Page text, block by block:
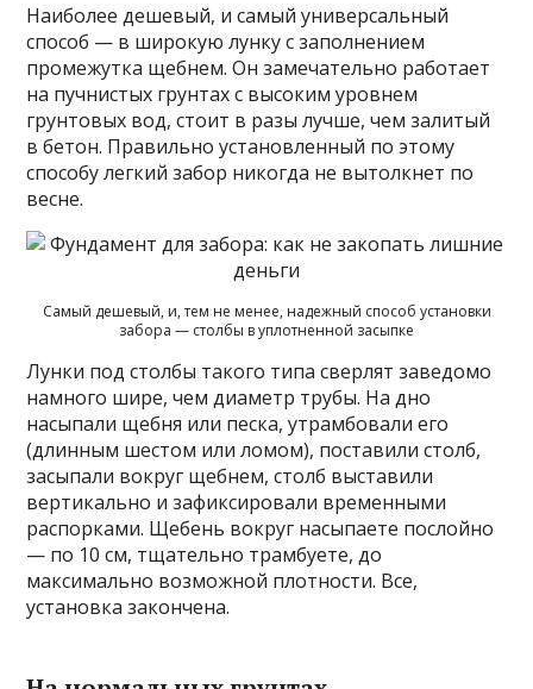
Наиболее дешевый, и самый универсальный
способ — в широкую лунку с заполнением
промежутка щебнем. Он замечательно работает
на пучнистых грунтах с высоким уровнем
грунтовых вод, стоит в разы лучше, чем залитый
в бетон. Правильно установленный по этому
способу легкий забор никогда не вытолкнет по
весне.
Самый дешевый, и, тем не менее, надежный способ установки
забора — столбы в уплотненной засыпке
Лунки под столбы такого типа сверлят заведомо
намного шире, чем диаметр трубы. На дно
насыпали щебня или песка, утрамбовали его
(длинным шестом или ломом), поставили столб,
засыпали вокруг щебнем, столб выставили
вертикально и зафиксировали временными
распорками. Щебень вокруг насыпаете послойно
— по 10 см, тщательно трамбуете, до
максимально возможной плотности. Все,
установка закончена.